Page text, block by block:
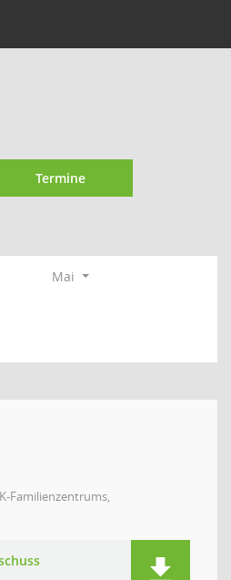
Termine
Mai
Familienzentrums,